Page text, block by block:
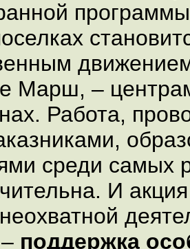
Марш, –
Работа,
среди самых
И
неохватной
поддержка